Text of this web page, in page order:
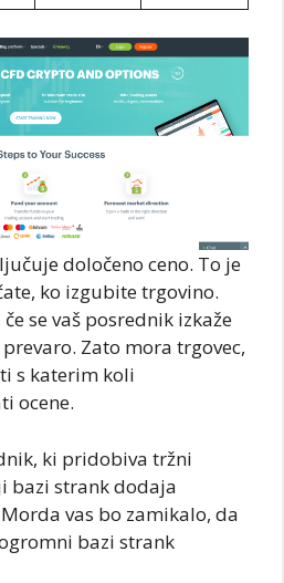
določeno ceno. To je
ko izgubite trgovino.
se vaš posrednik izkaže
Zato mora trgovec,
s katerim koli
ocene.
ki pridobiva tržni
bazi strank dodaja
vas bo zamikalo, da
bazi strank